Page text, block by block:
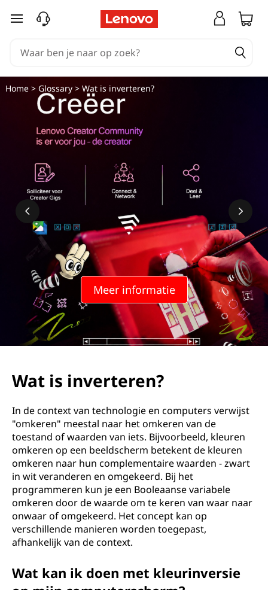
W
e
n
Ga naar de hoofdinhoud
Meer informatie
Home> Glossary> Wat is inverteren?
Wat is inverteren?
In de context van technologie en computers verwijst
"omkeren" meestal naar het omkeren van de
toestand of waarden van iets. Bijvoorbeeld, kleuren
omkeren op een beeldscherm betekent de kleuren
omkeren naar hun complementaire waarden - zwart
in wit veranderen en omgekeerd. Bij het
programmeren kun je een Booleaanse variabele
omkeren door de waarde om te keren van waar naar
onwaar of omgekeerd. Het concept kan op
verschillende manieren worden toegepast,
afhankelijk van de context.
Wat kan ik doen met kleurinversie